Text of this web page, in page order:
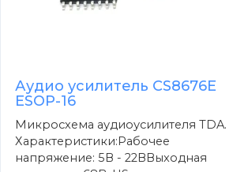
Аудио усилитель CS8676E
ESOP-16
Микросхема аудиоусилителя TDA.
Характеристики:Рабочее
напряжение: 5В - 22ВВыходная